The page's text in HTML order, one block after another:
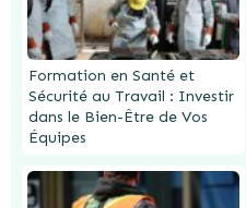
Formation en Santé et
Sécurité au Travail : Investir
dans le Bien-Être de Vos
Équipes